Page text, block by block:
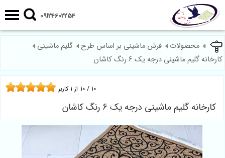
09124602254
محصولات فرش ماشینی بر اساس طرح
گلیم ماشینی
کارخانه گلیم ماشینی درجه یک 6 رنگ کاشان
کارخانه گلیم ماشینی درجه یک 6 رنگ کاشان
10 / 10 از 1کاربر